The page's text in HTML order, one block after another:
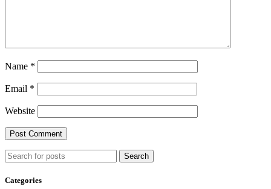
Name *
Email *
Website
Search
Categories